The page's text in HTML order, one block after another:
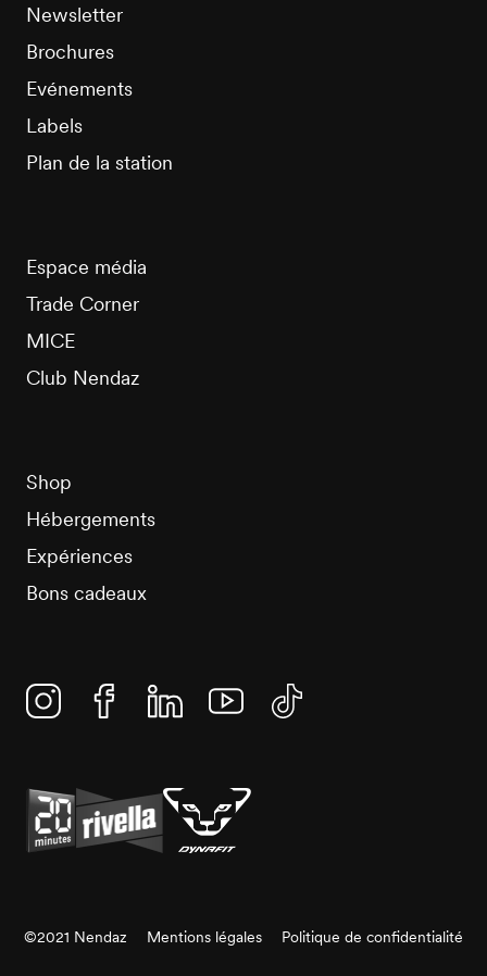
Newsletter
Brochures
Evénements
Labels
Plan de la station
Espace média
Trade Corner
MICE
Club Nendaz
Shop
Hébergements
Expériences
Bons cadeaux
©2021 Nendaz Mentions légales Politique de confidentialité